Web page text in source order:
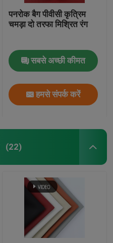
पनरोक बैग पीवीसी कृत्रिम
चमड़ा दो तरफा मिश्रित रंग
सबसे अच्छी कीमत
हमसे संपर्क करें
(22)